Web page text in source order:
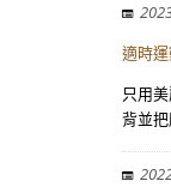
適時
只用
背並